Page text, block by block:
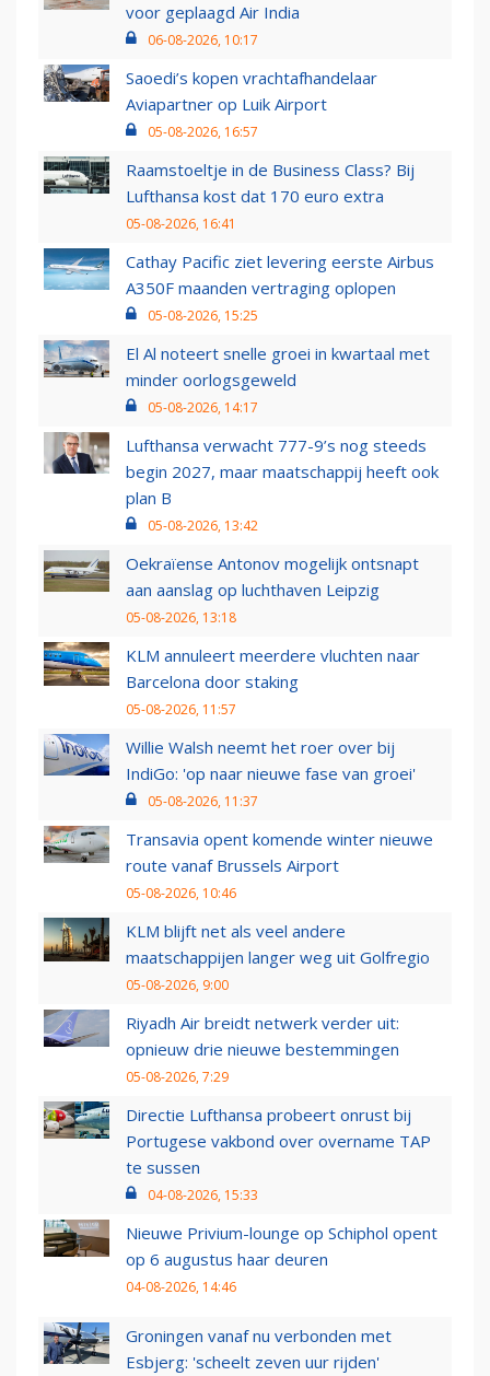
voor geplaagd Air India
06-08-2026, 10:17
Saoedi’s kopen vrachtafhandelaar
Aviapartner op Luik Airport
05-08-2026, 16:57
Raamstoeltje in de Business Class? Bij
Lufthansa kost dat 170 euro extra
05-08-2026, 16:41
Cathay Pacific ziet levering eerste Airbus
A350F maanden vertraging oplopen
05-08-2026, 15:25
El Al noteert snelle groei in kwartaal met
minder oorlogsgeweld
05-08-2026, 14:17
Lufthansa verwacht 777-9’s nog steeds
begin 2027, maar maatschappij heeft ook
plan B
05-08-2026, 13:42
Oekraïense Antonov mogelijk ontsnapt
aan aanslag op luchthaven Leipzig
05-08-2026, 13:18
KLM annuleert meerdere vluchten naar
Barcelona door staking
05-08-2026, 11:57
Willie Walsh neemt het roer over bij
IndiGo: 'op naar nieuwe fase van groei'
05-08-2026, 11:37
Transavia opent komende winter nieuwe
route vanaf Brussels Airport
05-08-2026, 10:46
KLM blijft net als veel andere
maatschappijen langer weg uit Golfregio
05-08-2026, 9:00
Riyadh Air breidt netwerk verder uit:
opnieuw drie nieuwe bestemmingen
05-08-2026, 7:29
Directie Lufthansa probeert onrust bij
Portugese vakbond over overname TAP
te sussen
04-08-2026, 15:33
Nieuwe Privium-lounge op Schiphol opent
op 6 augustus haar deuren
04-08-2026, 14:46
Groningen vanaf nu verbonden met
Esbjerg: 'scheelt zeven uur rijden'